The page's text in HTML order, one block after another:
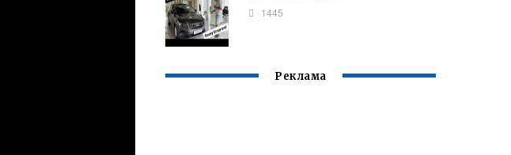
1445
Реклама